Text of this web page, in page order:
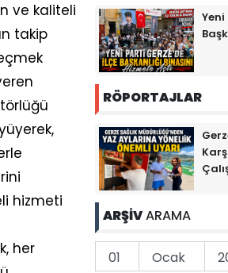
ve kaliteli
takip
hizmeti
her
RÖPORTAJLAR
ARŞİVARAMA